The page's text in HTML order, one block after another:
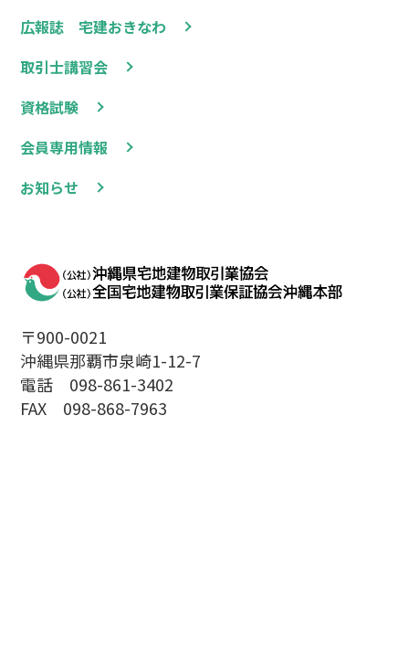
広報誌 宅建おきなわ
取引士講習会
資格試験
会員専用情報
お知らせ
〒900-0021
沖縄県那覇市泉崎1-12-7
電話 098-861-3402
FAX 098-868-7963